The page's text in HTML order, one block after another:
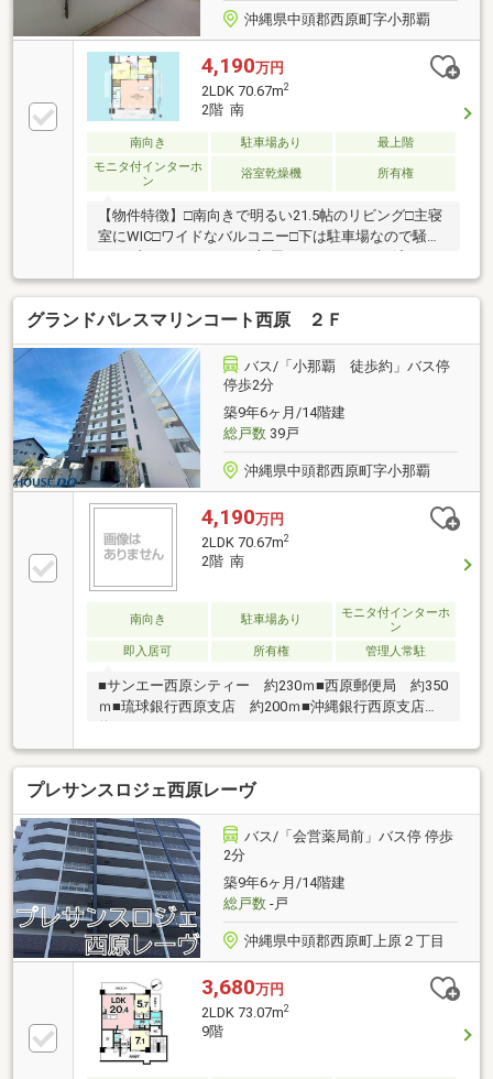
沖縄県中頭郡西原町字小那覇
4,190万円
2LDK 70.67m2
2階 南
南向き 駐車場あり
最上階
モニタ付インターホ
ン
浴室乾燥機 所有権
【物件特徴】□南向きで明るい21.5帖のリビング□主寝
室にWIC□ワイドなバルコニー□下は駐車場なので騒音
〈キッチン〉ガスコンロ・レンジフード・水栓金具交
換〈洗面〉水栓金具交換〈浴室〉水栓金具・鏡交換
〈トイレ〉便器交換〈全室〉クロス・フローリング交
換□駐車場2台分継承可能【周辺環境】◇サンエー西原
シティ：徒歩約3分◇ローソン西原東中学校前：徒歩
約4分◇ファミリーマート西原小橋川店：徒歩約7分◇
西原郵便局：徒歩約4分◇西原東小学校：徒歩約6分◇
西原東中学校：徒歩約7分◇那覇バス・東陽バス「小
那覇」停：徒歩約2分
グランドパレスマリンコート西原 ２Ｆ
バス/「小那覇 徒歩約」バス停
停歩2分
築9年6ヶ月/14階建
総戸数39戸
沖縄県中頭郡西原町字小那覇
4,190万円
2LDK 70.67m2
2階 南
南向き 駐車場あり
モニタ付インターホ
ン
即入居可
所有権 管理人常駐
■サンエー西原シティー 約230ｍ■西原郵便局 約350
ｍ■琉球銀行西原支店 約200ｍ■沖縄銀行西原支店
プレサンスロジェ西原レーヴ
バス/「会営薬局前」バス停 停歩
2分
築9年6ヶ月/14階建
総戸数-戸
沖縄県中頭郡西原町上原２丁目
3,680万円
2LDK 73.07m2
9階